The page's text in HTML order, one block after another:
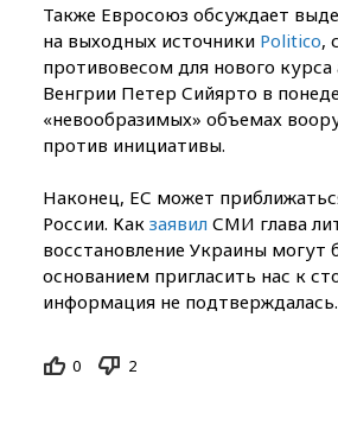
Также Евросоюз обсуждает
на выходных источники Politico,
противовесом для нового
Венгрии Петер Сийярто в
«невообразимых» объемах
против инициативы.
Наконец, ЕС может
России. Как заявил СМИ глава
восстановление Украины
основанием пригласить нас к
информация не подтверждалась.
0 2